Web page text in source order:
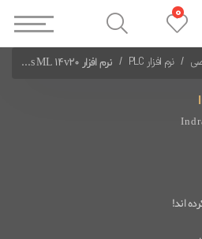
نرم افزار PLC
نرم افزار IndraWorks ML 14v20
اند!
0